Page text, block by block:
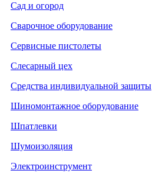
Сад и огород
Сварочное оборудование
Сервисные пистолеты
Слесарный цех
Средства индивидуальной защиты
Шиномонтажное оборудование
Шпатлевки
Шумоизоляция
Электроинструмент